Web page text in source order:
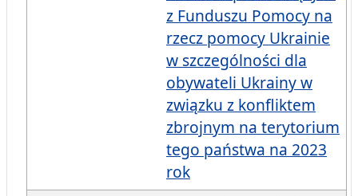
z Funduszu Pomocy na
rzecz pomocy Ukrainie
w szczególności dla
obywateli Ukrainy w
związku z konfliktem
zbrojnym na terytorium
tego państwa na 2023
rok